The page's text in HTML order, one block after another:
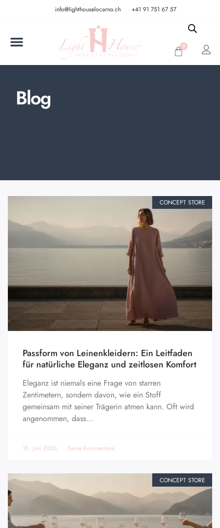
info@lighthouselocarno.ch +41 91 751 67 57
0
Blog
CONCEPT STORE
Passform von Leinenkleidern: Ein Leitfaden
für natürliche Eleganz und zeitlosen Komfort
Eleganz ist niemals eine Frage von starren
Zentimetern, sondern davon, wie ein Stoff
gemeinsam mit seiner Trägerin atmen kann. Oft wird
angenommen, dass…
18. Juni 2026 Keine Kommentare
CONCEPT STORE